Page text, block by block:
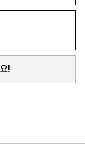
!